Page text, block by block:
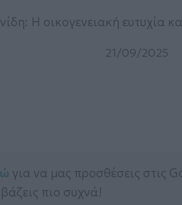
Η οικογενειακή ευτυχία
21/09/2025
για να μας προσθέσεις στις
πιο συχνά!